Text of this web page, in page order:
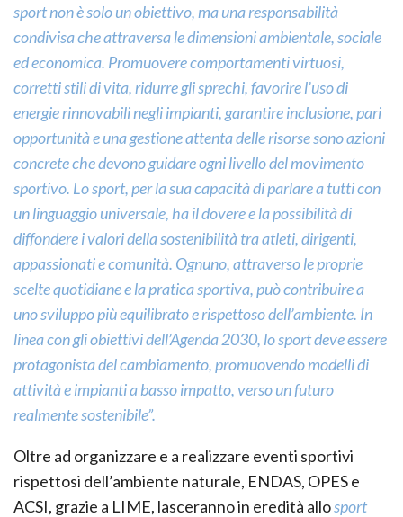
sport non è solo un obiettivo, ma una responsabilità
condivisa che attraversa le dimensioni ambientale, sociale
ed economica. Promuovere comportamenti virtuosi,
corretti stili di vita, ridurre gli sprechi, favorire l’uso di
energie rinnovabili negli impianti, garantire inclusione, pari
opportunità e una gestione attenta delle risorse sono azioni
concrete che devono guidare ogni livello del movimento
sportivo. Lo sport, per la sua capacità di parlare a tutti con
un linguaggio universale, ha il dovere e la possibilità di
diffondere i valori della sostenibilità tra atleti, dirigenti,
appassionati e comunità. Ognuno, attraverso le proprie
scelte quotidiane e la pratica sportiva, può contribuire a
uno sviluppo più equilibrato e rispettoso dell’ambiente. In
linea con gli obiettivi dell’Agenda 2030, lo sport deve essere
protagonista del cambiamento, promuovendo modelli di
attività e impianti a basso impatto, verso un futuro
realmente sostenibile”.
Oltre ad organizzare e a realizzare eventi sportivi
rispettosi dell’ambiente naturale, ENDAS, OPES e
ACSI, grazie a LIME, lasceranno in eredità allosport